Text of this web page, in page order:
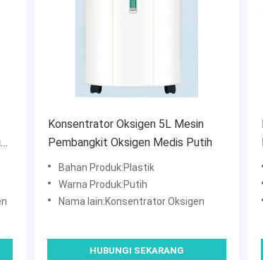
Konsentrator Oksigen 5L Mesin
Pembangkit Oksigen Medis Putih
Bahan Produk:Plastik
Warna Produk:Putih
Nama lain:Konsentrator Oksigen
HUBUNGI SEKARANG